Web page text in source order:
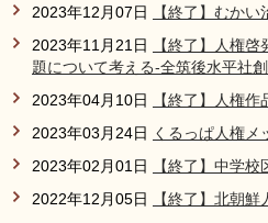
2023年12月07日
【終了】むか
2023年11月21日
【終了】人権
題について考える-全筑後水平社創
2023年04月10日
【終了】人権作
2023年03月24日
くるっぱ人権メ
2023年02月01日
【終了】中学
2022年12月05日
【終了】北朝